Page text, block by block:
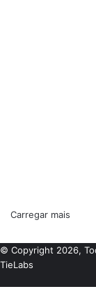
Carregar mais
© Copyright 2026,
TieLabs